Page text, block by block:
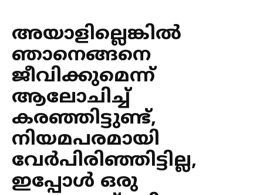
അയാളില്ലെങ്കിൽ
ഞാനെങ്ങനെ
ജീവിക്കുമെന്ന്
ആലോചിച്ച്
കരഞ്ഞിട്ടുണ്ട്,
നിയമപരമായി
വേർപിരിഞ്ഞിട്ടില്ല,
ഇപ്പോൾ ഒരു